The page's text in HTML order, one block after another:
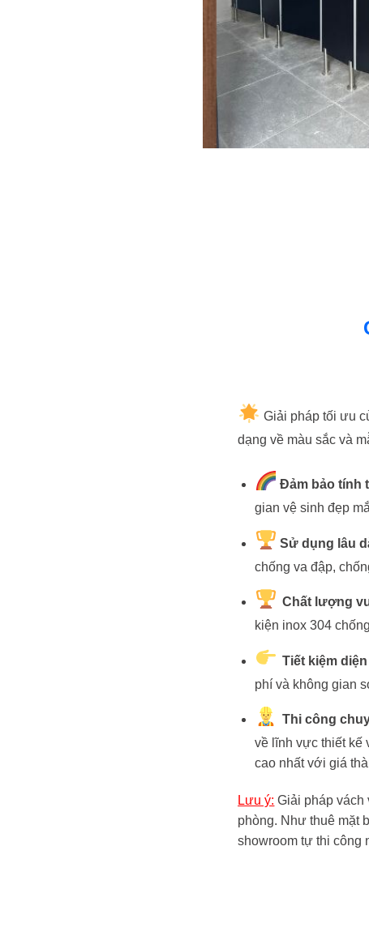
Giải pháp tối ưu
dạng về màu sắc và
Đảm bảo tính
gian vệ sinh đẹp
Sử dụng lâu
chống va đập,
Chất lượng
kiện inox 304
Tiết kiệm
phí và không gian
Thi công
về lĩnh vực thiết kế
cao nhất với giá
Lưu ý: Giải pháp vách
phòng. Như thuê mặt
showroom tự thi công